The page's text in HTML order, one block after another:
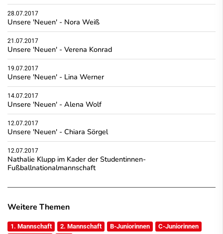
28.07.2017
Unsere 'Neuen' - Nora Weiß
21.07.2017
Unsere 'Neuen' - Verena Konrad
19.07.2017
Unsere 'Neuen' - Lina Werner
14.07.2017
Unsere 'Neuen' - Alena Wolf
12.07.2017
Unsere 'Neuen' - Chiara Sörgel
12.07.2017
Nathalie Klupp im Kader der Studentinnen-
Fußballnationalmannschaft
Weitere Themen
1. Mannschaft 2. Mannschaft B-Juniorinnen
C-Juniorinnen